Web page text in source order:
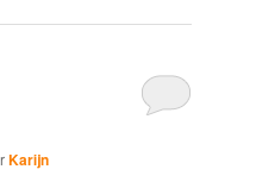
Karijn